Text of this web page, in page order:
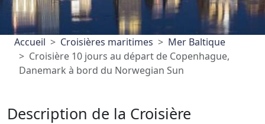
Accueil Croisières maritimes
Mer Baltique
Croisière 10 jours au départ de Copenhague,
Danemark à bord du Norwegian Sun
Description de la Croisière